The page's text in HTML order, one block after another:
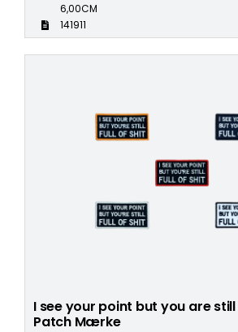
6,00CM
141911
I see your point but you are
Patch Mærke